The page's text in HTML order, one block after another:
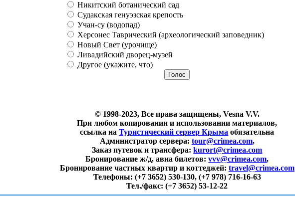
Никитский ботанический сад
Судакская генуэзская крепость
Учан-су (водопад)
Херсонес Таврический (археологический заповедник)
Новый Свет (урочище)
Ливадийский дворец-музей
Другое (укажите, что)
© 1998-2023, Все права защищены, Vesna V.V.
При любом копировании и использовании материалов,
ссылка наТуристический сервер Крыма обязательна
Администратор сервера: tour@crimea.com,
Заказ путевок и трансфера:kurort@crimea.com
Бронирование ж/д, авиа билетов:vvv@crimea.com,
Бронирование частных квартир и коттеджей: travel@crimea.com
Телефоны: (+7 3652) 530-130, (+7 978) 716-16-63
Тел./факс:(+7 3652) 53-12-22